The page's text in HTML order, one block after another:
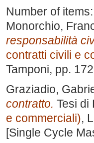
Number of
Monorchio,
responsabilità
contratti civili e
Tamponi, pp.
Graziadio,
contratto. Tesi
e commerciali),
[Single Cycle